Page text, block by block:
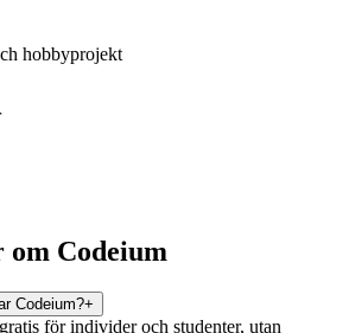
hobbyprojekt
Codeium
Codeium?+
för individer och studenter, utan